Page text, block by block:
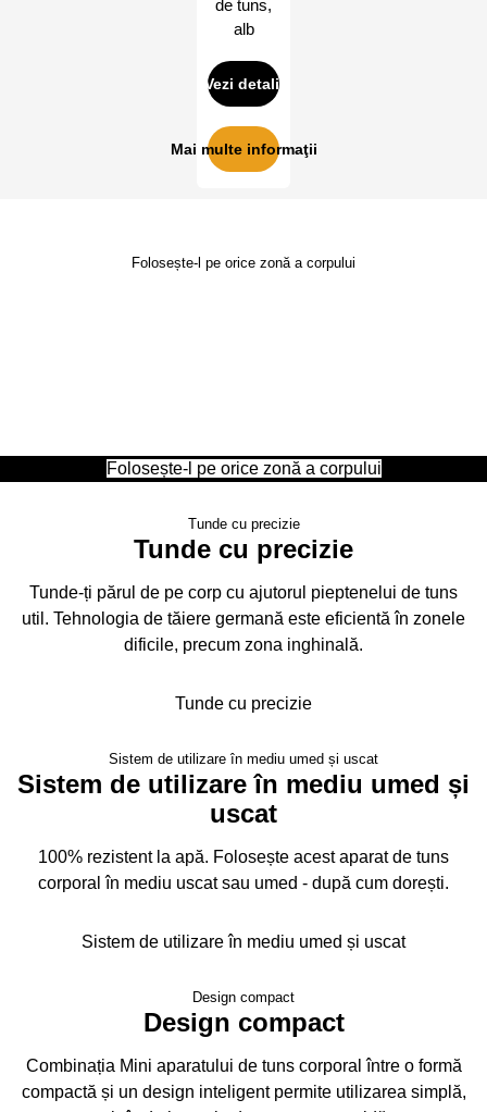
de tuns,
alb
Vezi detalii
Mai multe informaţii
Folosește-l pe orice zonă a corpului
Folosește-l pe orice zonă a corpului
Tunde cu precizie
Tunde cu precizie
Tunde-ți părul de pe corp cu ajutorul pieptenelui de tuns
util. Tehnologia de tăiere germană este eficientă în zonele
dificile, precum zona inghinală.
Tunde cu precizie
Sistem de utilizare în mediu umed și uscat
Sistem de utilizare în mediu umed și
uscat
100% rezistent la apă. Folosește acest aparat de tuns
corporal în mediu uscat sau umed - după cum dorești.
Sistem de utilizare în mediu umed și uscat
Design compact
Design compact
Combinația Mini aparatului de tuns corporal între o formă
compactă și un design inteligent permite utilizarea simplă,